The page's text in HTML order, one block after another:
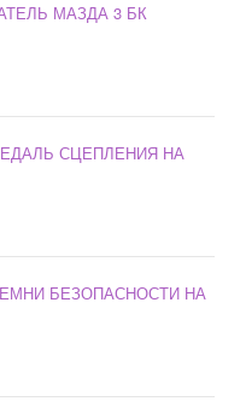
МАЗДА 3 БК
СЦЕПЛЕНИЯ НА
БЕЗОПАСНОСТИ НА